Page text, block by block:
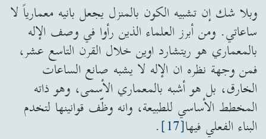
وبلا شك إن تشبيه الكون بالمنزل يجعل بانيه معمارياً لا
ساعاتي. ومن أبرز العلماء الذين رأوا في وصف الإله
بالمعماري هو ريتشارد اوين خلال القرن التاسع عشر،
فمن وجهة نظره ان الإله لا يشبه صانع الساعات
الخارق، بل هو أشبه بالمعماري الأسمى، وهو ذاته
المخطط الأساسي للطبيعة، وانه وظّف قوانينها لتخدم
البناء الفعلي فيها[17]
.